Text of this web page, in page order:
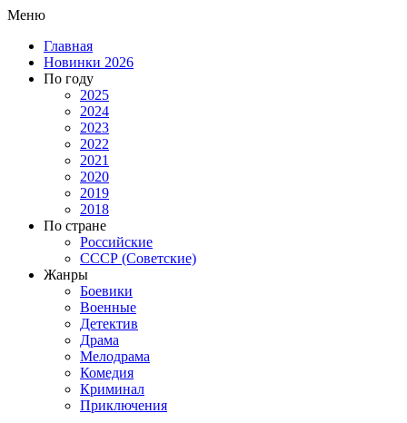
Меню
Главная
Новинки 2026
По году
2025
2024
2023
2022
2021
2020
2019
2018
По стране
Российские
СССР (Советские)
Жанры
Боевики
Военные
Детектив
Драма
Мелодрама
Комедия
Криминал
Приключения